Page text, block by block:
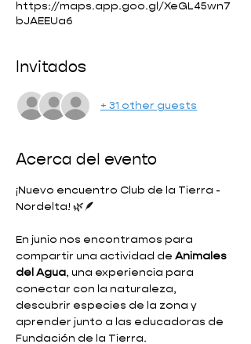
https://maps.app.goo.gl/XeGL45wn7
bJAEEUa6
Invitados
+ 31 other guests
Acerca del evento
¡Nuevo encuentro Club de la Tierra -
Nordelta! 🌿🪶
En junio nos encontramos para
compartir una actividad de Animales
del Agua, una experiencia para
conectar con la naturaleza,
descubrir especies de la zona y
aprender junto a las educadoras de
Fundación de la Tierra.